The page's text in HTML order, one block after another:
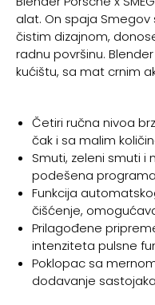
alat. On spaja
čistim dizajnom,
radnu površinu.
kućištu, sa mat crnim
Četiri ručna nivoa
čak i sa malim
Smuti, zeleni smuti i
podešena
Funkcija
čišćenje,
Prilagođene
intenziteta pulsne
Poklopac sa
dodavanje